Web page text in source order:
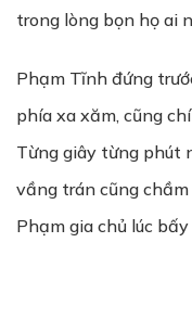
trong lòng bọn họ ai
Phạm Tĩnh đứng
phía xa xăm, cũng
Từng giây từng phút
vầng trán cũng
Phạm gia chủ lúc